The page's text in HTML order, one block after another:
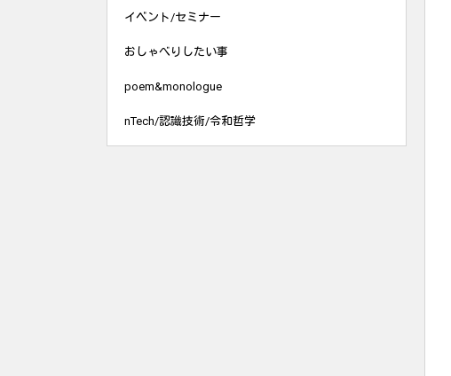
イベント/セミナー
おしゃべりしたい事
poem&monologue
nTech/認識技術/令和哲学